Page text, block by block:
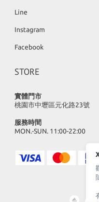
Line
Instagram
Facebook
STORE
實體門市
桃園市中壢區元化路23號
服務時間
MON.-SUN. 11:00-22:00